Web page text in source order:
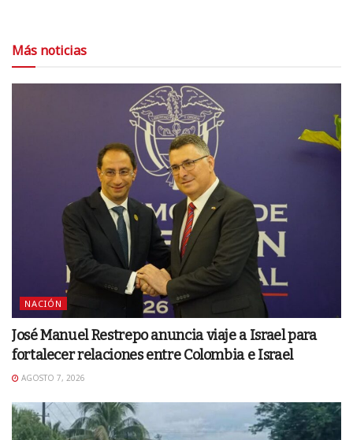
Más noticias
NACIÓN
José Manuel Restrepo anuncia viaje a Israel para
fortalecer relaciones entre Colombia e Israel
AGOSTO 7, 2026